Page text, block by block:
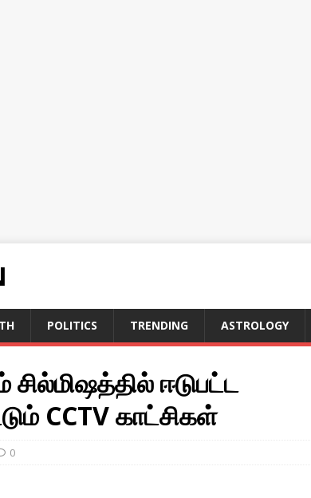
POLITICS TRENDING ASTROLOGY
சில்மிஷத்தில் ஈடுபட்ட
CCTV காட்சிகள்
0